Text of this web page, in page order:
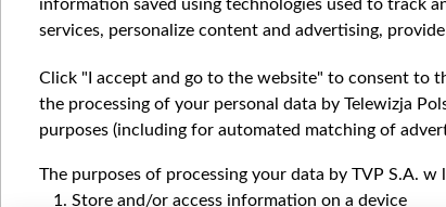
1
of
information saved using technologies used to track
services, personalize content and advertising,
Click "I accept and go to the website" to consent to
the processing of your personal data by Telewizja
purposes (including for automated matching of
The purposes of processing your data by TVP S.A.
Store and/or access information on a device